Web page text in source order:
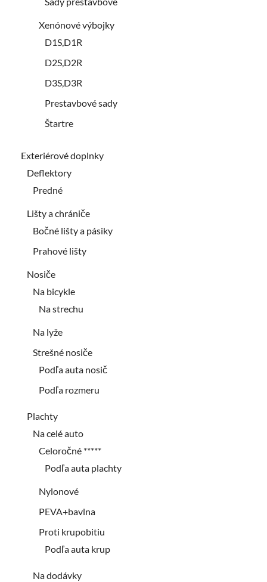
Xenónové výbojky
D1S,D1R
D2S,D2R
D3S,D3R
Prestavbové sady
Štartre
Exteriérové doplnky
Deflektory
Predné
Lišty a chrániče
Bočné lišty a pásiky
Prahové lišty
Nosiče
Na bicykle
Na strechu
Na lyže
Strešné nosiče
Podľa auta nosič
Podľa rozmeru
Plachty
Na celé auto
Celoročné *****
Podľa auta plachty
Nylonové
PEVA+bavlna
Proti krupobitiu
Podľa auta krup
Na dodávky